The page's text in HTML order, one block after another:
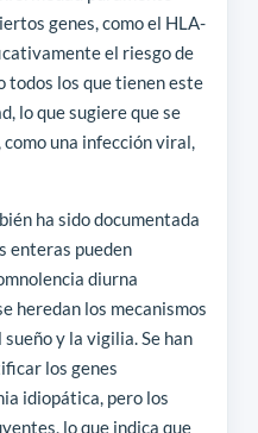
genes, como el HLA-
el riesgo de
todos los que tienen este
lo que sugiere que se
una infección viral,
ha sido documentada
enteras pueden
diurna
heredan los mecanismos
y la vigilia. Se han
los genes
idiopática, pero los
lo que indica que